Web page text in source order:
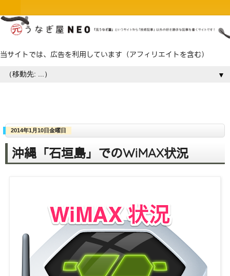
当サイトでは、広告を利用しています（アフィリエイトを含む）
▼
2014年1月10日金曜日
沖縄「石垣島」でのWiMAX状況